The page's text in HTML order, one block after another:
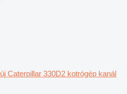
új Caterpillar 330D2 kotrógép kanál